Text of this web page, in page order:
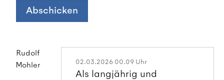
Abschicken
Rudolf
Mohler
02.03.2026 00.09 Uhr
Als langjährig und